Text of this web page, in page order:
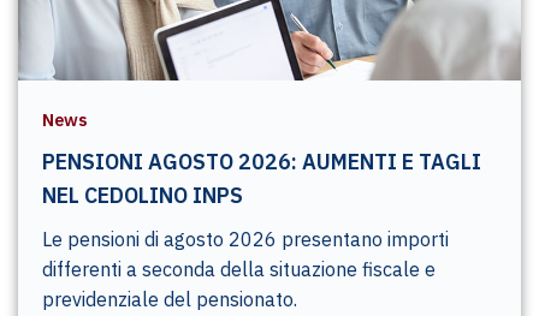
News
PENSIONI AGOSTO 2026: AUMENTI E TAGLI
NEL CEDOLINO INPS
Le pensioni di agosto 2026 presentano importi
differenti a seconda della situazione fiscale e
previdenziale del pensionato.